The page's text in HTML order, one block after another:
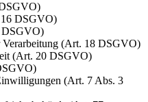
DSGVO)
DSGVO)
Verarbeitung (Art. 18 DSGVO)
(Art. 20 DSGVO)
(Art. 7 Abs. 3